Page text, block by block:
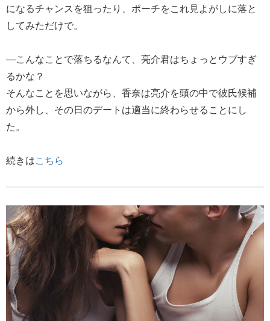
になるチャンスを狙ったり、ポーチをこれ見よがしに落と
してみただけで。
―こんなことで落ちるなんて、亮介君はちょっとウブすぎ
るかな？
そんなことを思いながら、香奈は亮介を頭の中で彼氏候補
から外し、その日のデートは適当に終わらせることにし
た。
続きはこちら